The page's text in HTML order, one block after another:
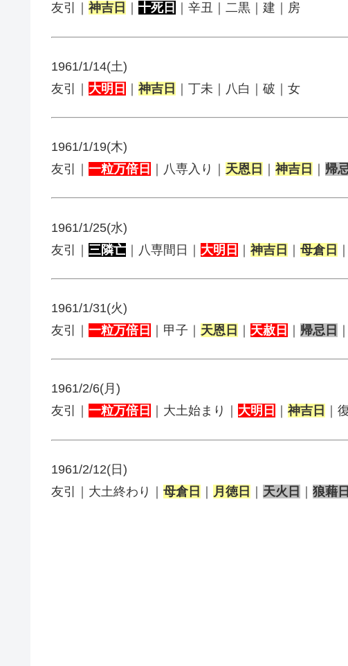
友引｜ 神吉日 十死日 ｜辛丑｜二黒｜建｜房
1961/1/14(土)
友引｜ 大明日 ｜ 神吉日 ｜丁未｜八白｜破｜女
1961/1/19(木)
友引｜ 一粒万倍日 ｜八専入り｜ 天恩日 神吉日 帰
1961/1/25(水)
友引｜ 三隣亡 ｜八専間日｜ 大明日 ｜ 神吉日 ｜ 母倉日
1961/1/31(火)
友引｜ 一粒万倍日 ｜甲子｜ 天恩日 ｜ 天赦日 ｜ 帰忌日 ｜
1961/2/6(月)
友引｜ 一粒万倍日 ｜大土始まり｜ 大明日 神吉日 ｜
1961/2/12(日)
友引｜大土終わり｜ 母倉日 ｜ 月徳日 ｜ 天火日 ｜ 狼藉日